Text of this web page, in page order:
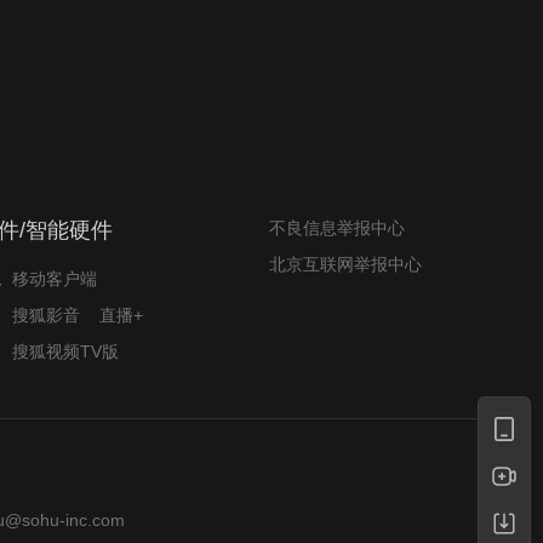
/智能硬件
移动客户端
搜狐影音
直播+
搜狐视频TV版
不良信息举报中心
北京互联网举报中心
inc.com